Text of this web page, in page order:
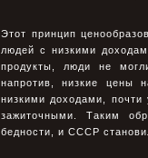
Этот принцип
людей с низкими
продукты, люди не
напротив, низкие цены
низкими доходами,
зажиточными. Таким
бедности, и СССР